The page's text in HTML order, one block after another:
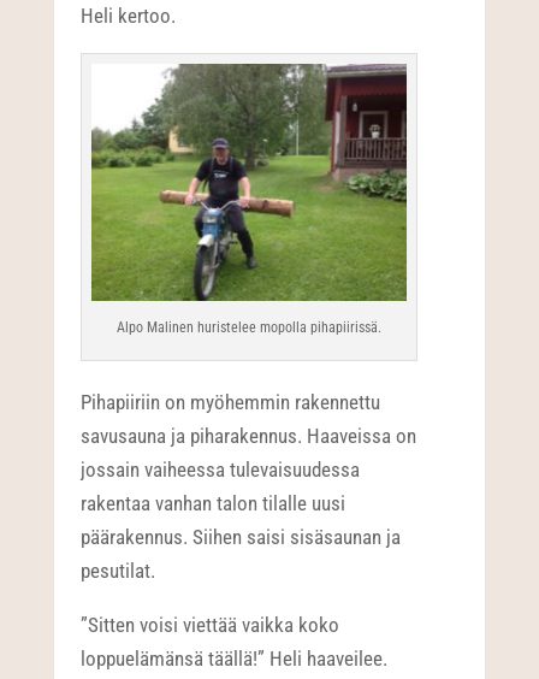
Heli kertoo.
Alpo Malinen huristelee mopolla pihapiirissä.
Pihapiiriin on myöhemmin rakennettu
savusauna ja piharakennus. Haaveissa on
jossain vaiheessa tulevaisuudessa
rakentaa vanhan talon tilalle uusi
päärakennus. Siihen saisi sisäsaunan ja
pesutilat.
”Sitten voisi viettää vaikka koko
loppuelämänsä täällä!” Heli haaveilee.